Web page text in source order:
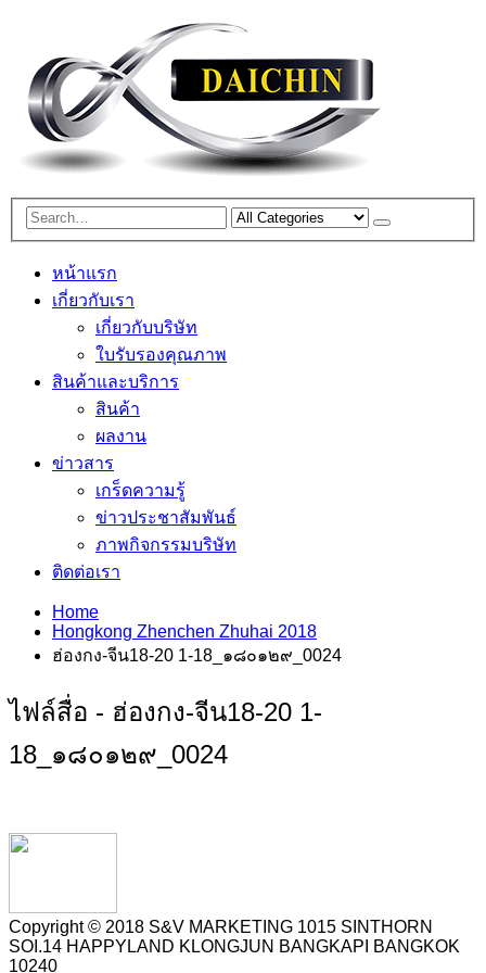
หน้าแรก
เกี่ยวกับเรา
เกี่ยวกับบริษัท
ใบรับรองคุณภาพ
สินค้าและบริการ
สินค้า
ผลงาน
ข่าวสาร
เกร็ดความรู้
ข่าวประชาสัมพันธ์
ภาพกิจกรรมบริษัท
ติดต่อเรา
Home
Hongkong Zhenchen Zhuhai 2018
ฮ่องกง-จีน18-20 1-18_๑๘๐๑๒๙_0024
ไฟล์สื่อ - ฮ่องกง-จีน18-20 1-
18_๑๘๐๑๒๙_0024
Copyright © 2018 S&V MARKETING 1015 SINTHORN
SOI.14 HAPPYLAND KLONGJUN BANGKAPI BANGKOK
10240